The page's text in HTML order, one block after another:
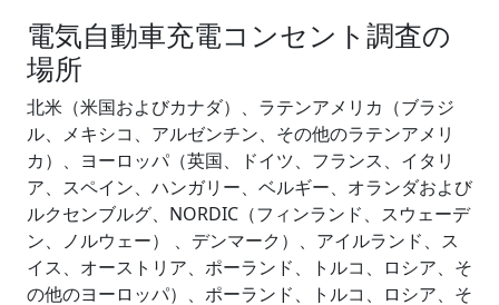
電気自動車充電コンセント調査の
場所
北米（米国およびカナダ）、ラテンアメリカ（ブラジ
ル、メキシコ、アルゼンチン、その他のラテンアメリ
カ）、ヨーロッパ（英国、ドイツ、フランス、イタリ
ア、スペイン、ハンガリー、ベルギー、オランダおよび
ルクセンブルグ、NORDIC（フィンランド、スウェーデ
ン、ノルウェー） 、デンマーク）、アイルランド、ス
イス、オーストリア、ポーランド、トルコ、ロシア、そ
の他のヨーロッパ）、ポーランド、トルコ、ロシア、そ